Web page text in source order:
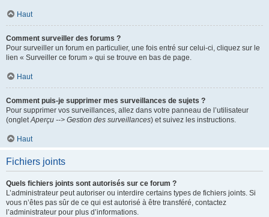
Haut
Comment surveiller des forums ?
Pour surveiller un forum en particulier, une fois entré sur celui-ci, cliquez sur le
lien « Surveiller ce forum » qui se trouve en bas de page.
Haut
Comment puis-je supprimer mes surveillances de sujets ?
Pour supprimer vos surveillances, allez dans votre panneau de l’utilisateur
(ongletAperçu --> Gestion des surveillances) et suivez les instructions.
Haut
Fichiers joints
Quels fichiers joints sont autorisés sur ce forum ?
L’administrateur peut autoriser ou interdire certains types de fichiers joints. Si
vous n’êtes pas sûr de ce qui est autorisé à être transféré, contactez
l’administrateur pour plus d’informations.